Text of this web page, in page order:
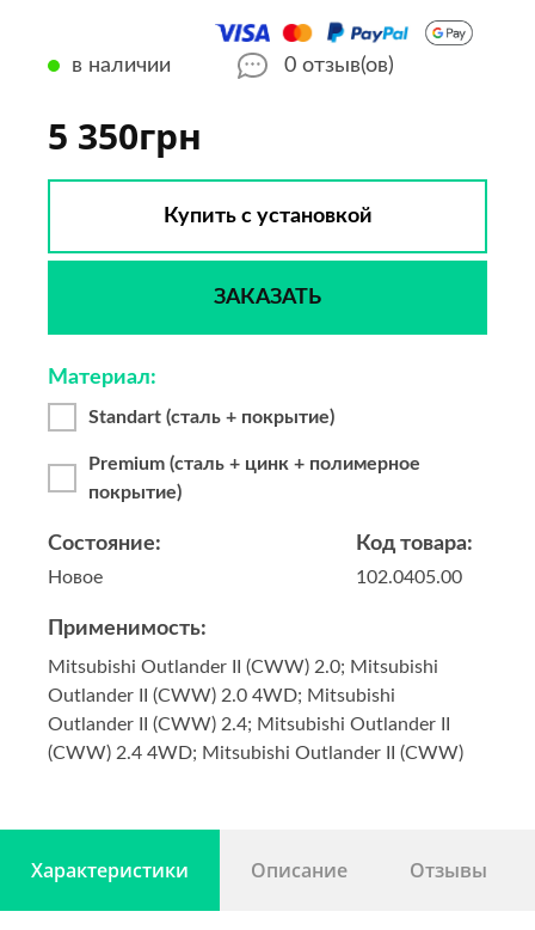
5 350грн
Купить с установкой
ЗАКАЗАТЬ
в наличии 0 отзыв(ов)
Код товара:
102.0405.00
Состояние:
Новое
Материал:
Standart (сталь + покрытие)
Premium (сталь + цинк + полимерное
покрытие)
Применимость:
Mitsubishi Outlander II (CWW) 2.0; Mitsubishi
Outlander II (CWW) 2.0 4WD; Mitsubishi
Outlander II (CWW) 2.4; Mitsubishi Outlander II
(CWW) 2.4 4WD; Mitsubishi Outlander II (CWW)
Характеристики Описание Отзывы